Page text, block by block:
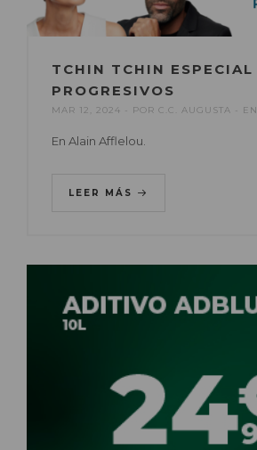
TCHIN TCHIN ESPECIAL
PROGRESIVOS
MAR 12, 2024 POR C.C. AUGUSTA EN
En Alain Afflelou.
LEER MÁS